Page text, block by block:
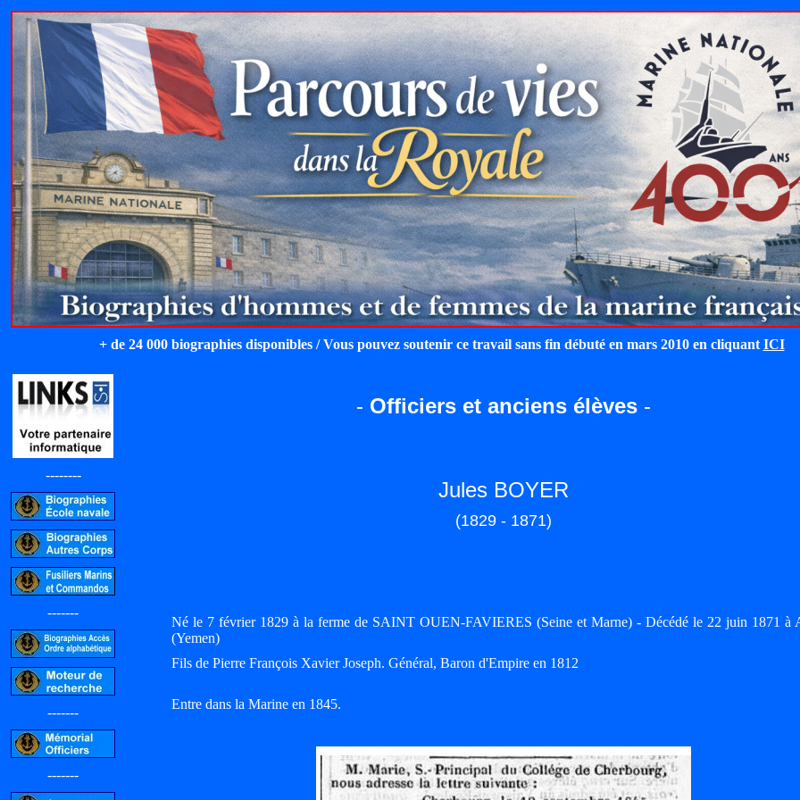
+ de 24 000 biographies disponibles / Vous pouvez soutenir ce travail sans fin débuté en mars 2010 en cliquant ICI
--------
-------
-------
-------
- Officiers et anciens élèves -
Jules BOYER
(1829 - 1871)
Né le 7 février 1829 à la ferme de SAINT OUEN-FAVIERES (Seine et Marne) - Décédé le 22 juin 1871 à
(Yemen)
Fils de Pierre François Xavier Joseph. Général, Baron d'Empire en 1812
Entre dans la Marine en 1845.